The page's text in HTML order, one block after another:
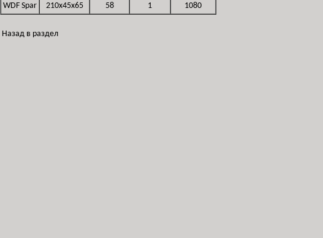
WDF Spar
210x45x65 58 1 1080
Назад в раздел